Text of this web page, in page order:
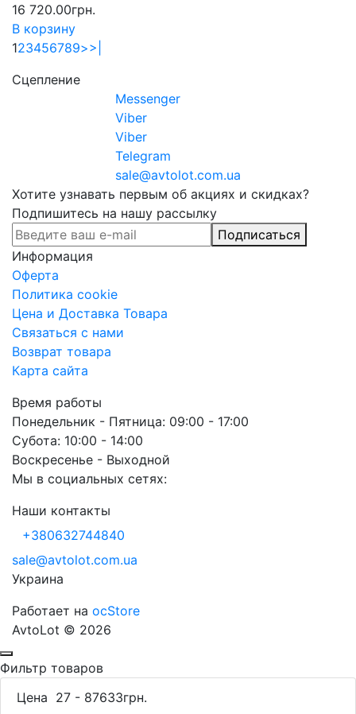
16 720.00грн.
В корзину
123456789>>|
Сцепление
Messenger
Viber
Viber
Telegram
sale@avtolot.com.ua
Хотите узнавать первым об акциях и скидках?
Подпишитесь на нашу рассылку
Подписаться
Информация
Оферта
Политика cookie
Цена и Доставка Товара
Связаться с нами
Возврат товара
Карта сайта
Время работы
Понедельник - Пятница: 09:00 - 17:00
Субота: 10:00 - 14:00
Воскресенье - Выходной
Мы в социальных сетях:
Наши контакты
+380632744840
sale@avtolot.com.ua
Украина
Работает на ocStore
AvtoLot © 2026
Фильтр товаров
Цена 27 - 87633грн.